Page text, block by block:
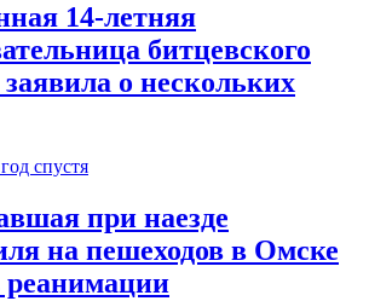
14-летняя
битцевского
о нескольких
спустя
при наезде
на пешеходов в Омске
реанимации